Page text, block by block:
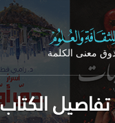
تفاصيل الكتاب